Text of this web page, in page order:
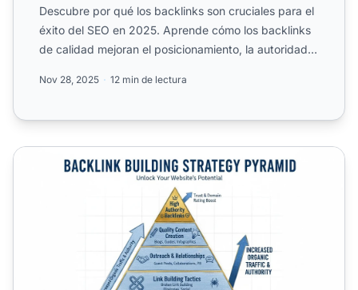
Descubre por qué los backlinks son cruciales para el
éxito del SEO en 2025. Aprende cómo los backlinks
de calidad mejoran el posicionamiento, la autoridad
Nov 28, 2025 12 min de lectura
Cómo obtener backlinks de sitios de alta autoridad